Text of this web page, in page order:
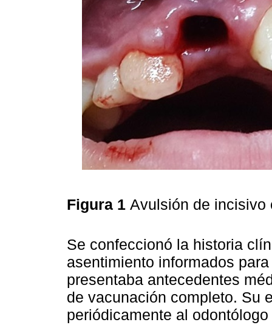
Figura 1 Avulsión de
Se confeccionó la historia
asentimiento informados
presentaba antecedentes
de vacunación completo. Su
periódicamente al